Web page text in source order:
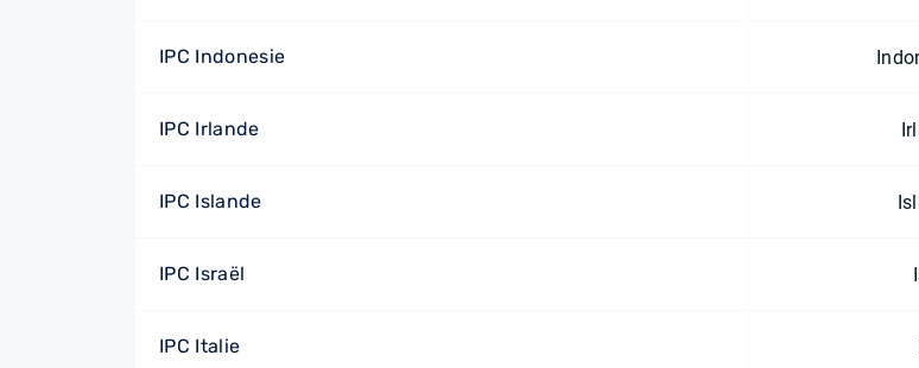
IPC Indonesie
IPC Irlande
IPC Islande
IPC Israël
IPC Italie